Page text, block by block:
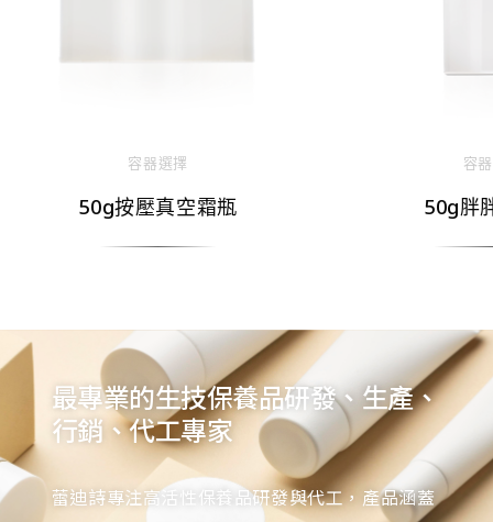
容器選擇
50g按壓真空霜瓶
容
50g胖
最專業的生技保養品研發、生產、
行銷、代工專家
蕾迪詩專注高活性保養品研發與代工，產品涵蓋